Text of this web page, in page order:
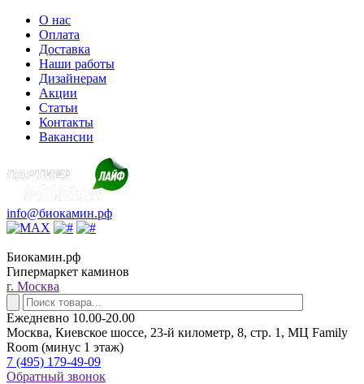
О нас
Оплата
Доставка
Наши работы
Дизайнерам
Акции
Статьи
Контакты
Вакансии
info@биокамин.рф
Биокамин.рф
Гипермаркет каминов
г. Москва
Ежедневно 10.00-20.00
Москва, Киевское шоссе, 23-й километр, 8, стр. 1, МЦ Family
Room (минус 1 этаж)
7 (495) 179-49-09
Обратный звонок